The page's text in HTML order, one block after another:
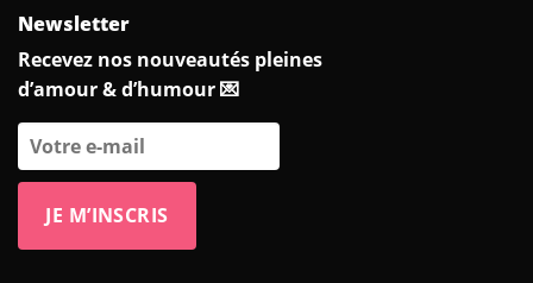
Newsletter
Recevez nos nouveautés pleines
d’amour & d’humour 💌